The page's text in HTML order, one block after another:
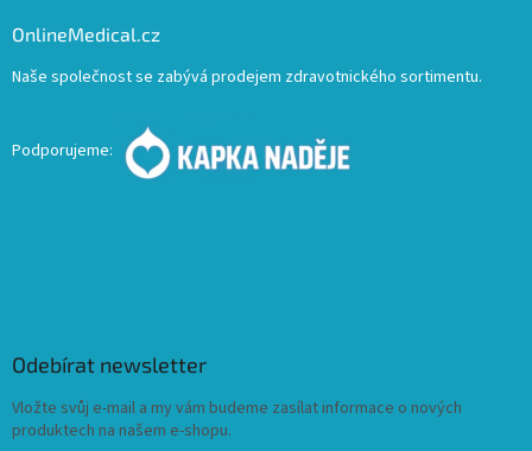
OnlineMedical.cz
Naše společnost se zabývá prodejem zdravotnického sortimentu.
Podporujeme:
Odebírat newsletter
Vložte svůj e-mail a my vám budeme zasílat informace o nových
produktech na našem e-shopu.